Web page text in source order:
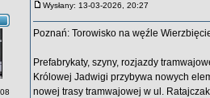
Wysłany: 13-03-2026, 20:27
Poznań: Torowisko na węźle
Prefabrykaty, szyny, rozjazdy
Królowej Jadwigi przybywa nowych
nowej trasy tramwajowej w ul.